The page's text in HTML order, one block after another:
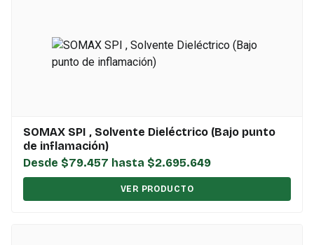
SOMAX SPI , Solvente Dieléctrico (Bajo punto
de inflamación)
Desde $79.457 hasta $2.695.649
VER PRODUCTO